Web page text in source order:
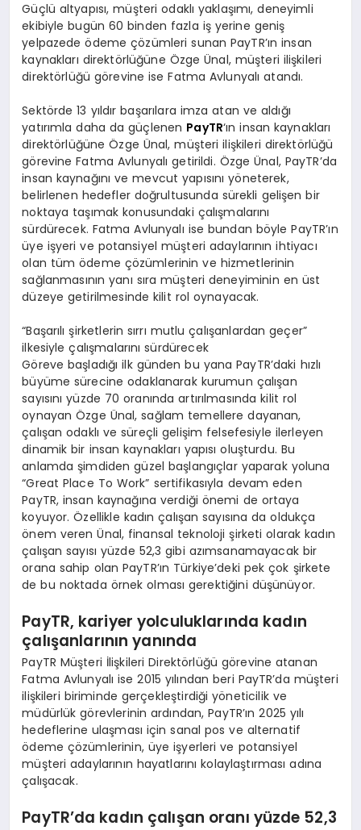
Güçlü altyapısı, müşteri odaklı yaklaşımı, deneyimli
ekibiyle bugün 60 binden fazla iş yerine geniş
yelpazede ödeme çözümleri sunan PayTR’ın insan
kaynakları direktörlüğüne Özge Ünal, müşteri ilişkileri
direktörlüğü görevine ise Fatma Avlunyalı atandı.
Sektörde 13 yıldır başarılara imza atan ve aldığı
yatırımla daha da güçlenen PayTR‘ın insan kaynakları
direktörlüğüne Özge Ünal, müşteri ilişkileri direktörlüğü
görevine Fatma Avlunyalı getirildi. Özge Ünal, PayTR’da
insan kaynağını ve mevcut yapısını yöneterek,
belirlenen hedefler doğrultusunda sürekli gelişen bir
noktaya taşımak konusundaki çalışmalarını
sürdürecek. Fatma Avlunyalı ise bundan böyle PayTR’ın
üye işyeri ve potansiyel müşteri adaylarının ihtiyacı
olan tüm ödeme çözümlerinin ve hizmetlerinin
sağlanmasının yanı sıra müşteri deneyiminin en üst
düzeye getirilmesinde kilit rol oynayacak.
“Başarılı şirketlerin sırrı mutlu çalışanlardan geçer”
ilkesiyle çalışmalarını sürdürecek
Göreve başladığı ilk günden bu yana PayTR’daki hızlı
büyüme sürecine odaklanarak kurumun çalışan
sayısını yüzde 70 oranında artırılmasında kilit rol
oynayan Özge Ünal, sağlam temellere dayanan,
çalışan odaklı ve süreçli gelişim felsefesiyle ilerleyen
dinamik bir insan kaynakları yapısı oluşturdu. Bu
anlamda şimdiden güzel başlangıçlar yaparak yoluna
“Great Place To Work” sertifikasıyla devam eden
PayTR, insan kaynağına verdiği önemi de ortaya
koyuyor. Özellikle kadın çalışan sayısına da oldukça
önem veren Ünal, finansal teknoloji şirketi olarak kadın
çalışan sayısı yüzde 52,3 gibi azımsanamayacak bir
orana sahip olan PayTR’ın Türkiye’deki pek çok şirkete
de bu noktada örnek olması gerektiğini düşünüyor.
PayTR, kariyer yolculuklarında kadın
çalışanlarının yanında
PayTR Müşteri İlişkileri Direktörlüğü görevine atanan
Fatma Avlunyalı ise 2015 yılından beri PayTR’da müşteri
ilişkileri biriminde gerçekleştirdiği yöneticilik ve
müdürlük görevlerinin ardından, PayTR’ın 2025 yılı
hedeflerine ulaşması için sanal pos ve alternatif
ödeme çözümlerinin, üye işyerleri ve potansiyel
müşteri adaylarının hayatlarını kolaylaştırması adına
çalışacak.
PayTR’da kadın çalışan oranı yüzde 52,3